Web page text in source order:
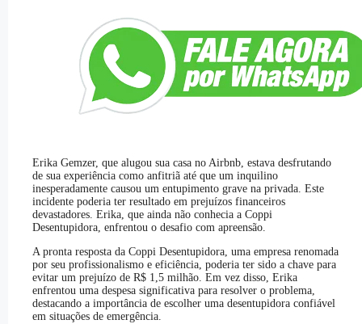
Erika Gemzer, que alugou sua casa no Airbnb, estava desfrutando
de sua experiência como anfitriã até que um inquilino
inesperadamente causou um entupimento grave na privada. Este
incidente poderia ter resultado em prejuízos financeiros
devastadores. Erika, que ainda não conhecia a Coppi
Desentupidora, enfrentou o desafio com apreensão.
A pronta resposta da Coppi Desentupidora, uma empresa renomada
por seu profissionalismo e eficiência, poderia ter sido a chave para
evitar um prejuízo de R$ 1,5 milhão. Em vez disso, Erika
enfrentou uma despesa significativa para resolver o problema,
destacando a importância de escolher uma desentupidora confiável
em situações de emergência.